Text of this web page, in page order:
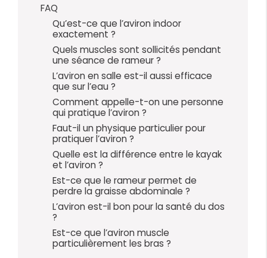
FAQ
Qu’est-ce que l’aviron indoor
exactement ?
Quels muscles sont sollicités pendant
une séance de rameur ?
L’aviron en salle est-il aussi efficace
que sur l’eau ?
Comment appelle-t-on une personne
qui pratique l’aviron ?
Faut-il un physique particulier pour
pratiquer l’aviron ?
Quelle est la différence entre le kayak
et l’aviron ?
Est-ce que le rameur permet de
perdre la graisse abdominale ?
L’aviron est-il bon pour la santé du dos
?
Est-ce que l’aviron muscle
particulièrement les bras ?